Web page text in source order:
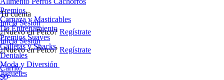
Tu cuenta
Inicia Sesión
¿Nuevo en Petco? Regístrate
Inicia Sesión
¿Nuevo en Petco? Regístrate
Carrito
$0
Premios
Carnaza y Masticables
De Entrenamiento
Premios Suaves
Galletas y Snacks
Dentales
Moda y Diversión
Juguetes